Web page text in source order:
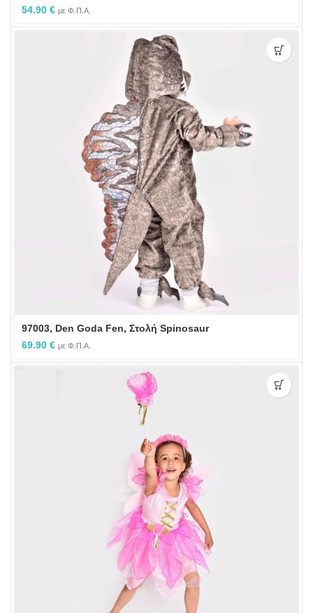
54.90 € με Φ.Π.Α.
97003, Den Goda Fen, Στολή Spinosaur
69.90 € με Φ.Π.Α.